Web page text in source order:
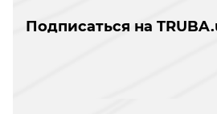
Подписаться на